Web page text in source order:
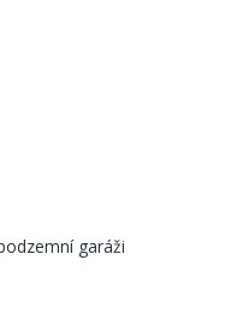
garáži